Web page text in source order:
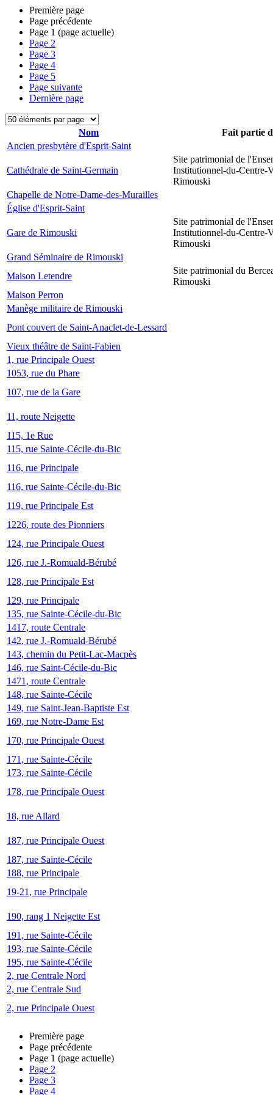
Première page
Page précédente
Page 1 (page actuelle)
Page 2
Page 3
Page 4
Page 5
Page suivante
Dernière page
Nom
Fait partie
Ancien presbytère d'Esprit-Saint
Cathédrale de Saint-Germain
Site patrimonial de
Institutionnel-du-Centre-
Rimouski
Chapelle de Notre-Dame-des-Murailles
Église d'Esprit-Saint
Gare de Rimouski
Site patrimonial de
Institutionnel-du-Centre-
Rimouski
Grand Séminaire de Rimouski
Maison Letendre
Site patrimonial du
Rimouski
Maison Perron
Manège militaire de Rimouski
Pont couvert de Saint-Anaclet-de-Lessard
Vieux théâtre de Saint-Fabien
1, rue Principale Ouest
1053, rue du Phare
107, rue de la Gare
11, route Neigette
115, 1e Rue
115, rue Sainte-Cécile-du-Bic
116, rue Principale
116, rue Sainte-Cécile-du-Bic
119, rue Principale Est
1226, route des Pionniers
124, rue Principale Ouest
126, rue J.-Romuald-Bérubé
128, rue Principale Est
129, rue Principale
135, rue Sainte-Cécile-du-Bic
1417, route Centrale
142, rue J.-Romuald-Bérubé
143, chemin du Petit-Lac-Macpès
146, rue Saint-Cécile-du-Bic
1471, route Centrale
148, rue Sainte-Cécile
149, rue Saint-Jean-Baptiste Est
169, rue Notre-Dame Est
170, rue Principale Ouest
171, rue Sainte-Cécile
173, rue Sainte-Cécile
178, rue Principale Ouest
18, rue Allard
187, rue Principale Ouest
187, rue Sainte-Cécile
188, rue Principale
19-21, rue Principale
190, rang 1 Neigette Est
191, rue Sainte-Cécile
193, rue Sainte-Cécile
195, rue Sainte-Cécile
2, rue Centrale Nord
2, rue Centrale Sud
2, rue Principale Ouest
Première page
Page précédente
Page 1 (page actuelle)
Page 2
Page 3
Page 4